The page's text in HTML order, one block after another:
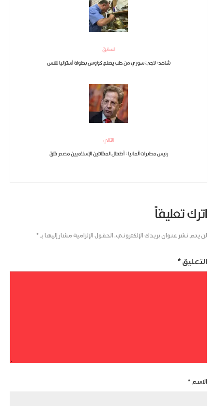
السابق
شاهد: لاجئ سوري من حلب يصنع كؤوس بطولة أستراليا للتنس
التالي
رئيس مخابرات ألمانيا : أطفال المقاتلين الإسلاميين مصدر قلق
اترك تعليقاً
لن يتم نشر عنوان بريدك الإلكتروني. الحقول الإلزامية مشار إليها بـ*
التعليق *
الاسم*